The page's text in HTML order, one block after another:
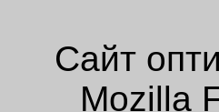
Сайт
Mozilla